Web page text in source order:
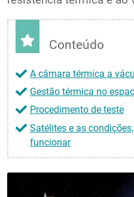
Conteúdo
A câmara térmica a
Gestão térmica no
Procedimento de teste
Satélites e as
funcionar